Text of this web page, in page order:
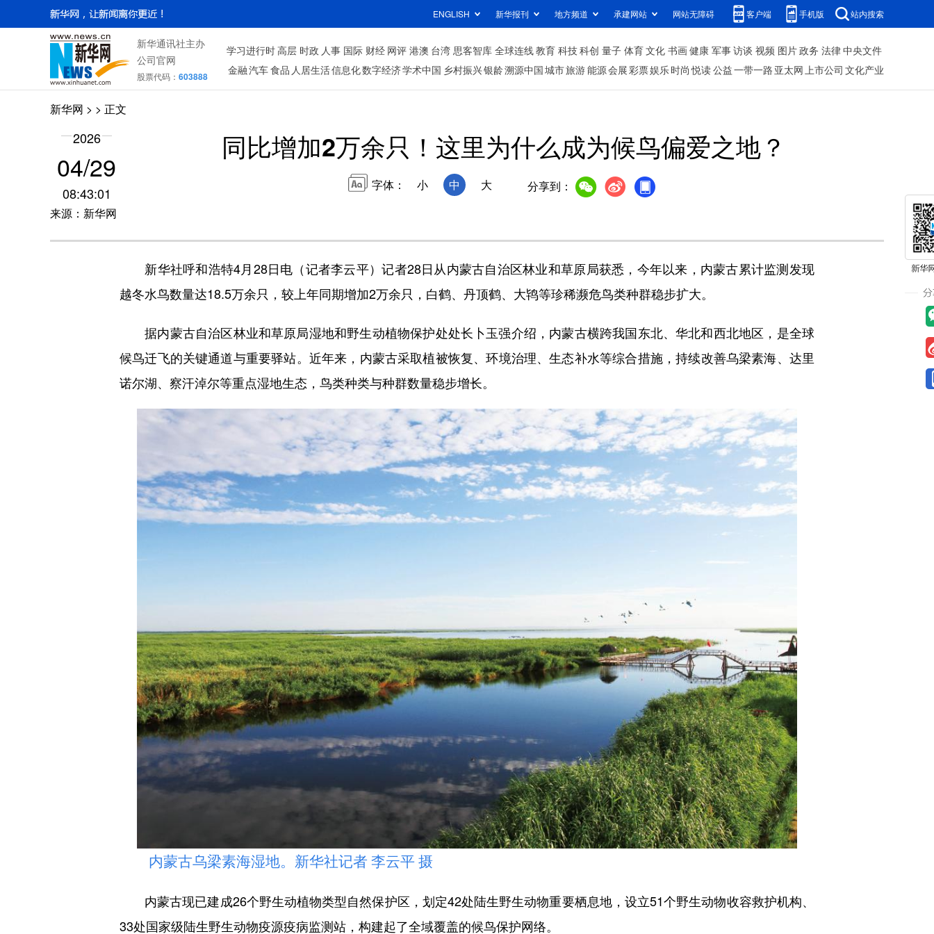
ENGLISH 新华报刊 地方频道 承建网站 网站无障碍 客户端 手机版 站内搜索
新华通讯社主办
公司官网
股票代码： 603888
学习进行时高层 时政 人事 国际 财经 网评 港澳 台湾 思客智库 全球连线教育 科技科创 量子 体育文化 书画健康 军事访谈 视频 图片政务 法律中央文件
金融汽车食品 人居生活信息化数字经济学术中国 乡村振兴银龄溯源中国城市旅游能源会展彩票娱乐时尚 悦读公益一带一路 亚太网上市公司 文化产业
新华网 > > 正文
2026
04/29
08:43:01
来源：新华网
同比增加2万余只！这里为什么成为候鸟偏爱之地？
字体： 小 中 大 分享到：
新华社呼和浩特4月28日电（记者李云平）记者28日从内蒙古自治区林业和草原局获悉，今年以来，内蒙古累计监测发现
越冬水鸟数量达18.5万余只，较上年同期增加2万余只，白鹤、丹顶鹤、大鸨等珍稀濒危鸟类种群稳步扩大。
据内蒙古自治区林业和草原局湿地和野生动植物保护处处长卜玉强介绍，内蒙古横跨我国东北、华北和西北地区，是全球
候鸟迁飞的关键通道与重要驿站。近年来，内蒙古采取植被恢复、环境治理、生态补水等综合措施，持续改善乌梁素海、达里
诺尔湖、察汗淖尔等重点湿地生态，鸟类种类与种群数量稳步增长。
内蒙古乌梁素海湿地。新华社记者 李云平 摄
内蒙古现已建成26个野生动植物类型自然保护区，划定42处陆生野生动物重要栖息地，设立51个野生动物收容救护机构、
33处国家级陆生野生动物疫源疫病监测站，构建起了全域覆盖的候鸟保护网络。